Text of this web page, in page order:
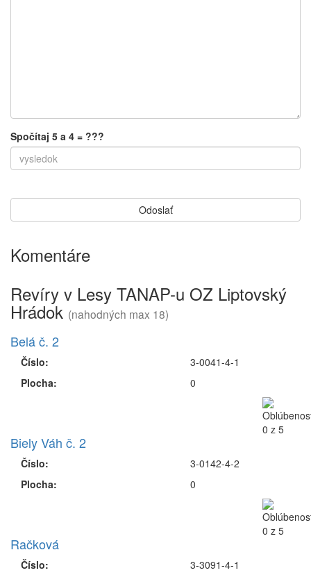
Spočítaj 5 a 4 = ???
Komentáre
Revíry v Lesy TANAP-u OZ Liptovský
Hrádok (nahodných max 18)
Belá č. 2
Číslo:
Plocha:
3-0041-4-1
0
Biely Váh č. 2
Číslo:
Plocha:
3-0142-4-2
0
Račková
Číslo:
3-3091-4-1